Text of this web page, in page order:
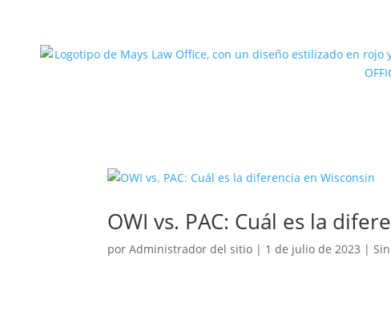
OWI vs. PAC: Cuál es la
porAdministrador del sitio | 1 de julio de 2023 |